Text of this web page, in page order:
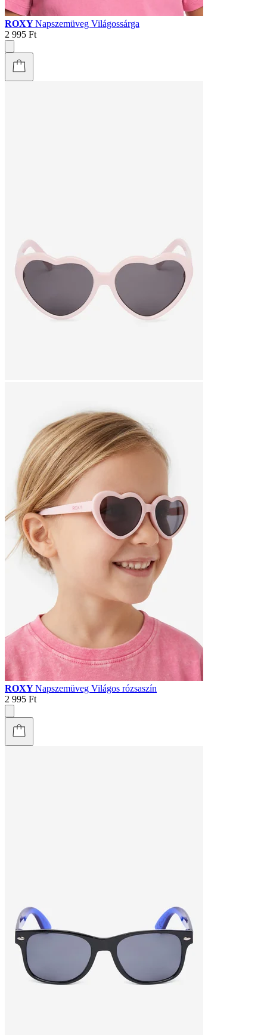
ROXYNapszemüveg Világossárga
2 995 Ft
ROXYNapszemüveg Világos rózsaszín
2 995 Ft